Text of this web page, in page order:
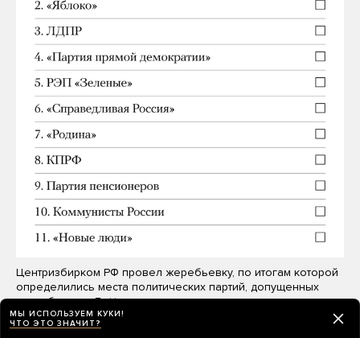
Центризбирком РФ провел жеребьевку, по итогам которой
определились места политических партий, допущенных
до выборов в Г… Читать дальше
МЫ ИСПОЛЬЗУЕМ КУКИ!
ЧТО ЭТО ЗНАЧИТ?